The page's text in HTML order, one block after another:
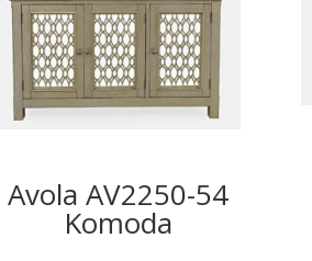
Avola AV2250-54
Komoda